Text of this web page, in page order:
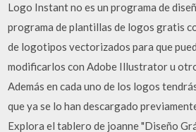
Logo Instant no es un programa de
programa de plantillas de logos gratis
de logotipos vectorizados para que
modificarlos con Adobe Illustrator u
Además en cada uno de los logos
que ya se lo han descargado
Explora el tablero de joanne "Diseño